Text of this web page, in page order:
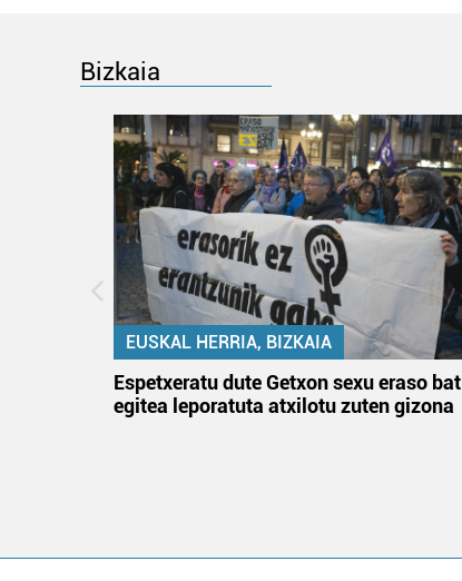
Bizkaia
EUSKAL HERRIA, BIZKAIA
Espetxeratu dute Getxon sexu eraso bat
egitea leporatuta atxilotu zuten gizona